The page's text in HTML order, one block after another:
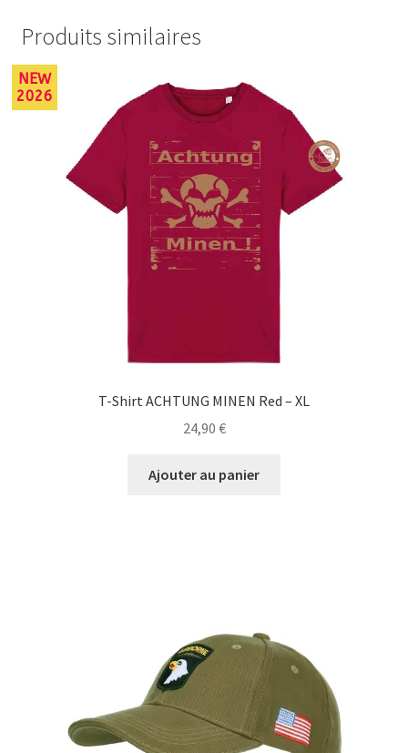
Produits similaires
NEW
2026
T-Shirt ACHTUNG MINEN Red – XL
24,90 €
Ajouter au panier